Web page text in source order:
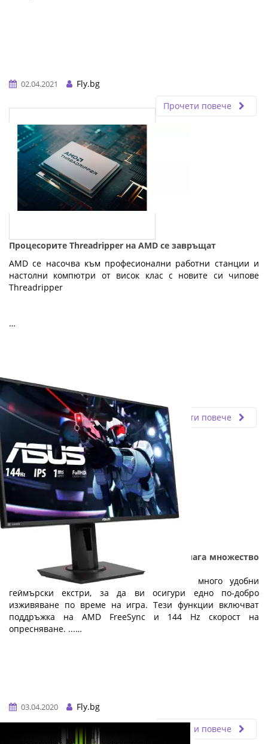
02.04.2021
Fly.bg
Прочети повече
Процесорите Threadripper на AMD се завръщат
AMD се насочва към професионални работни станции и
настолни компютри от висок клас с новите си чипове
Threadripper
…
11.03.2024
Fly.bg
Прочети повече
Геймърския монитор Asus VG279Q предлага множество
функции на изгодна цена
Мониторът Asus VG279Q е създаден с много удобни
геймърски екстри, за да ви осигури едно по-добро
изживяване по време на игра. Тези функции включват
поддръжка на AMD FreeSync и 144 Hz скорост на
опресняване. ...…
03.04.2020
Fly.bg
Прочети повече